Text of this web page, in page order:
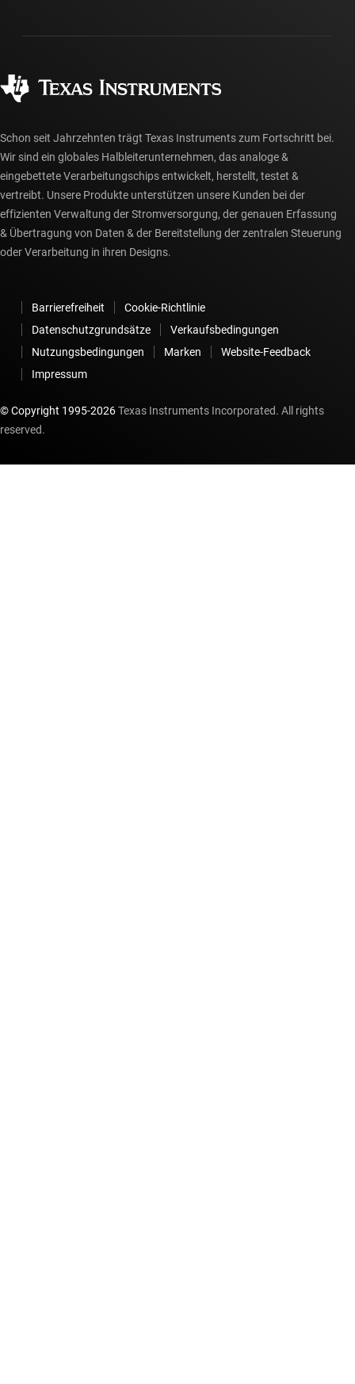
myTI-Konto FAQs
Häufig gestellte Fragen zu Bestellungen
Schon seit Jahrzehnten trägt Texas Instruments zum Fortschritt bei.
Wir sind ein globales Halbleiterunternehmen, das analoge &
eingebettete Verarbeitungschips entwickelt, herstellt, testet &
vertreibt. Unsere Produkte unterstützen unsere Kunden bei der
effizienten Verwaltung der Stromversorgung, der genauen Erfassung
& Übertragung von Daten & der Bereitstellung der zentralen Steuerung
oder Verarbeitung in ihren Designs.
Barrierefreiheit
Cookie-Richtlinie
Datenschutzgrundsätze
Verkaufsbedingungen
Nutzungsbedingungen
Marken
Website-Feedback
Impressum
© Copyright 1995-2026Texas Instruments Incorporated. All rights
reserved.